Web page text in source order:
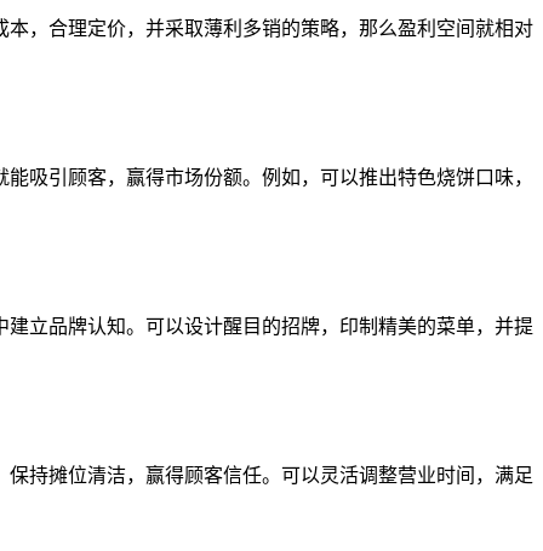
，合理定价，并采取薄利多销的策略，那么盈利空间就相对
吸引顾客，赢得市场份额。例如，可以推出特色烧饼口味，
立品牌认知。可以设计醒目的招牌，印制精美的菜单，并提
持摊位清洁，赢得顾客信任。可以灵活调整营业时间，满足